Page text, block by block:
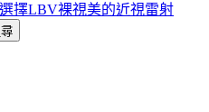
擇LBV裸視美的近視雷射